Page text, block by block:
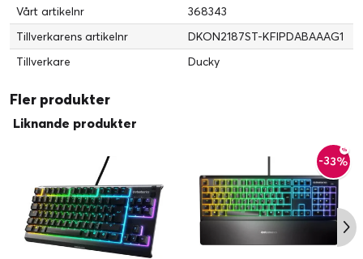
Service och support
Typ:
1 års garanti
Vårt artikelnr
368343
Tillverkarens artikelnr
DKON2187ST-KFIPDABAAAG1
Tillverkare
Ducky
Fler produkter
Liknande produkter
-33%